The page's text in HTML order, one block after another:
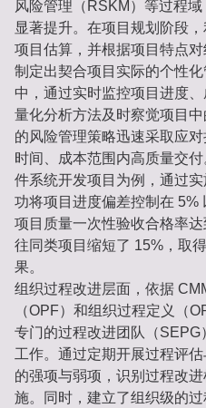
风险管理（RSKM）等过程
显著提升。在项目规划阶段
项目估算，并根据项目特点
制定出契合项目实际的个性
中，通过实时监控项目进度
量化分析方法及时察觉项目
的风险管理策略迅速采取应
时间、成本范围内高质量交
件系统开发项目为例，通过
功将项目进度偏差控制在 5%
项目质量一次性验收合格率
往同类项目缩短了 15%，取
果。
组织过程改进层面，依据
（OPF）和组织过程定义（
专门的过程改进团队（
工作。通过定期开展过程评
的强项与弱项，识别过程改
施。同时，建立了组织级的